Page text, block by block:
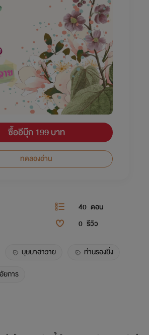
ซื้ออีบุ๊ก 199 บาท
ทดลองอ่าน
40 ตอน
0 รีวิว
บุษบาฮาวาย
ท่านรองยิ่ง
อัยการ